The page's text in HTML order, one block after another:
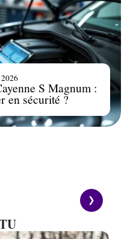
S Magnum :
en sécurité ?